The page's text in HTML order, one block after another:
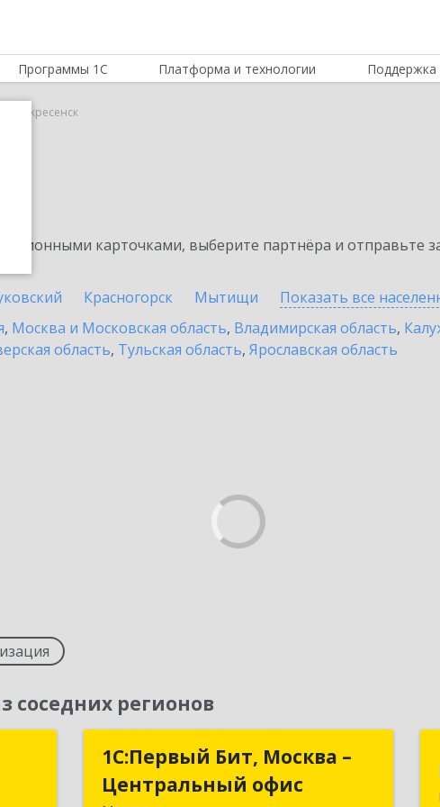
Программы 1С Платформа и технологии Поддержка
Воскресенск
карточками, выберите партнёра и отправьте
Красногорск Мытищи Показать все
, Москва и Московская область, Владимирская область,
область, Тульская область, Ярославская область
регионов
ул,
1С:Первый Бит, Москва –
Центральный офис
1С:Первый Бит, Москва –
Центральный офис